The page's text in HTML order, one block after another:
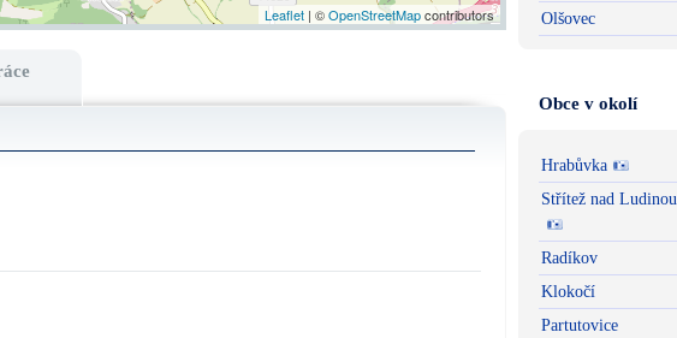
Leaflet | ©OpenStreetMapcontributors
Olšovec
Obce v okolí
Hrabůvka
Střítež nad Ludinou
Radíkov
Klokočí
Partutovice